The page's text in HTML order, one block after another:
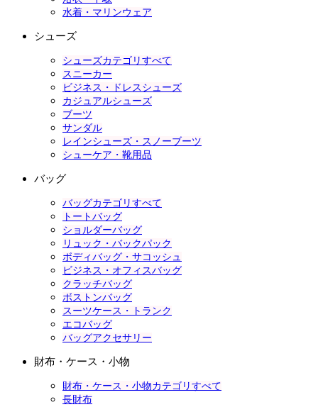
水着・マリンウェア
シューズ
シューズカテゴリすべて
スニーカー
ビジネス・ドレスシューズ
カジュアルシューズ
ブーツ
サンダル
レインシューズ・スノーブーツ
シューケア・靴用品
バッグ
バッグカテゴリすべて
トートバッグ
ショルダーバッグ
リュック・バックパック
ボディバッグ・サコッシュ
ビジネス・オフィスバッグ
クラッチバッグ
ボストンバッグ
スーツケース・トランク
エコバッグ
バッグアクセサリー
財布・ケース・小物
財布・ケース・小物カテゴリすべて
長財布